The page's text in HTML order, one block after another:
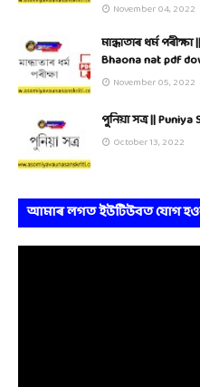
November 04, 2022
মান্ধাতাৰ ধৰ্ম
Bhaona nat pdf
November 05, 2022
পুনিয়া সত্ৰ ||
October 13, 2022
আমাৰ লগত ইউটিউবত যোগ